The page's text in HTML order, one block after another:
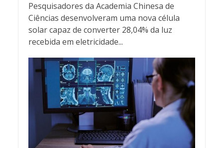
Pesquisadores da Academia Chinesa de
Ciências desenvolveram uma nova célula
solar capaz de converter 28,04% da luz
recebida em eletricidade...